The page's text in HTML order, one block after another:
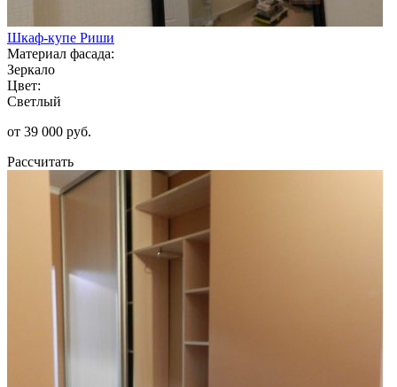
Шкаф-купе Риши
Материал фасада:
Зеркало
Цвет:
Светлый
от 39 000 руб.
Рассчитать